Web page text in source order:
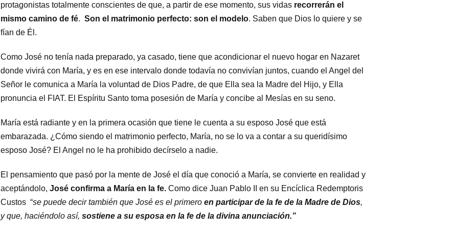
protagonistas totalmente conscientes de que, a partir de ese momento, sus vidas recorrerán el
mismo camino de fé. Son el matrimonio perfecto: son el modelo. Saben que Dios lo quiere y se
fían de Él.
Como José no tenía nada preparado, ya casado, tiene que acondicionar el nuevo hogar en Nazaret
donde vivirá con María, y es en ese intervalo donde todavía no convivían juntos, cuando el Angel del
Señor le comunica a María la voluntad de Dios Padre, de que Ella sea la Madre del Hijo, y Ella
pronuncia el FIAT. El Espíritu Santo toma posesión de María y concibe al Mesías en su seno.
María está radiante y en la primera ocasión que tiene le cuenta a su esposo José que está
embarazada. ¿Cómo siendo el matrimonio perfecto, María, no se lo va a contar a su queridísimo
esposo José? El Angel no le ha prohibido decírselo a nadie.
El pensamiento que pasó por la mente de José el día que conoció a María, se convierte en realidad y
aceptándolo, José confirma a María en la fe. Como dice Juan Pablo II en su Encíclica Redemptoris
Custos “se puede decir también que José es el primero en participar de la fe de la Madre de Dios,
y que, haciéndolo así, sostiene a su esposa en la fe de la divina anunciación.”